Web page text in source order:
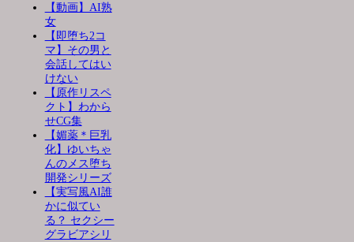
【動画】AI熟
女
【即堕ち2コ
マ】その男と
会話してはい
けない
【原作リスペ
クト】わから
せCG集
【媚薬＊巨乳
化】ゆいちゃ
んのメス堕ち
開発シリーズ
【実写風AI誰
かに似てい
る？ セクシー
グラビアシリ